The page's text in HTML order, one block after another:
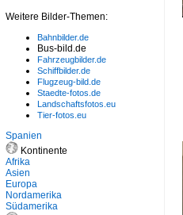
Weitere Bilder-Themen:
Bahnbilder.de
Bus-bild.de
Fahrzeugbilder.de
Schiffbilder.de
Flugzeug-bild.de
Staedte-fotos.de
Landschaftsfotos.eu
Tier-fotos.eu
Spanien
Kontinente
Afrika
Asien
Europa
Nordamerika
Südamerika